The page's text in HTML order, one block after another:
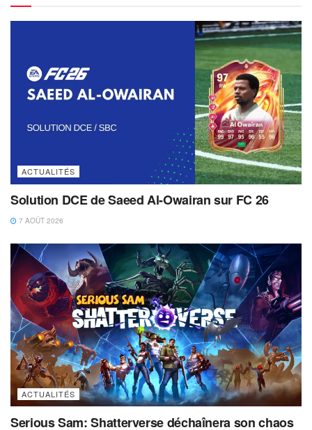
ACTUALITÉS
Solution DCE de Saeed Al-Owairan sur FC 26
7 AOÛT 2026
ACTUALITÉS
Serious Sam: Shatterverse déchaînera son chaos